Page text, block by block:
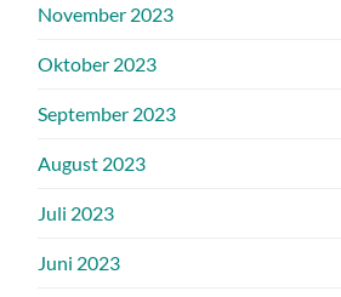
November 2023
Oktober 2023
September 2023
August 2023
Juli 2023
Juni 2023